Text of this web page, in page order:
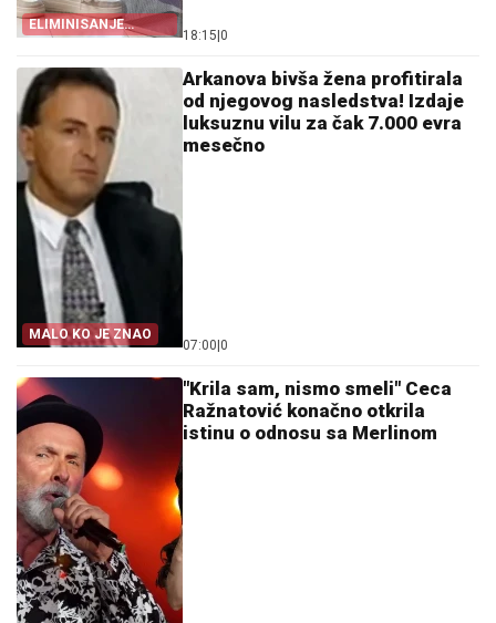
ELIMINISANJE
STRESA
18:15|0
MALO KO JE ZNAO
Arkanova bivša žena profitirala
od njegovog nasledstva! Izdaje
luksuznu vilu za čak 7.000 evra
mesečno
07:00|0
"Krila sam, nismo smeli" Ceca
Ražnatović konačno otkrila
istinu o odnosu sa Merlinom